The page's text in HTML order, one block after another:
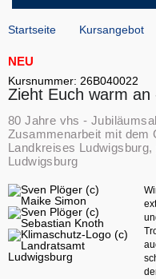
Startseite Kursangebot
NEU
Kursnummer: 26B040022
Zieht Euch warm
80 Jahre vhs -
Zusammenarbeit mit dem
Landkreises
Ludwigsburg